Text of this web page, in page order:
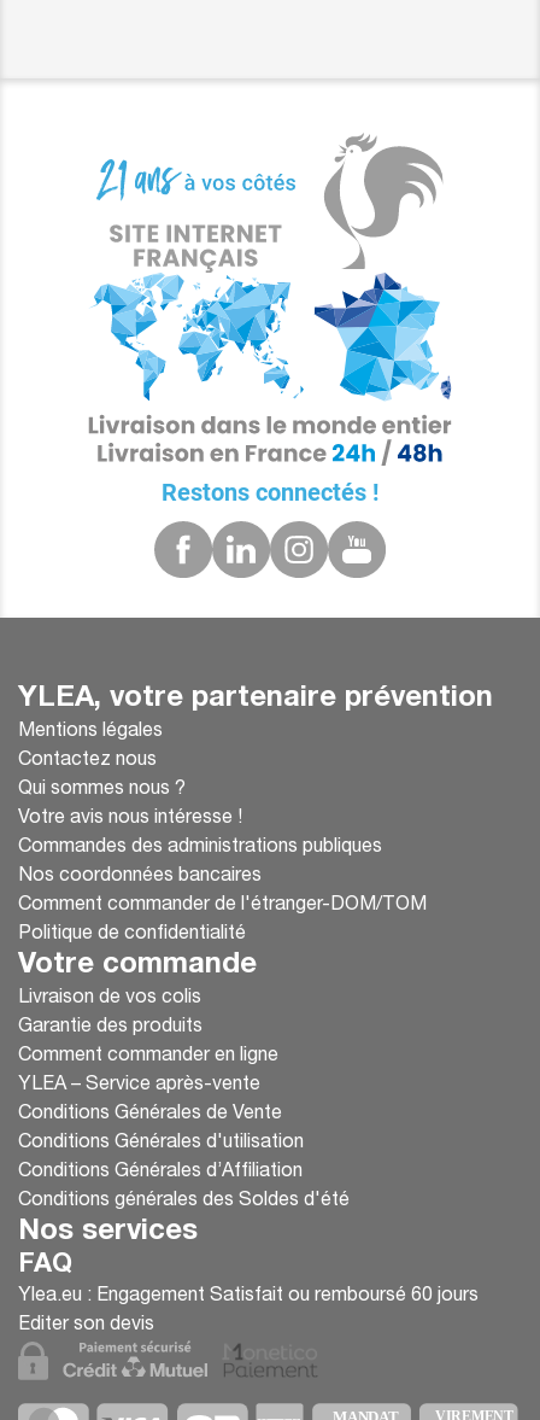
Restons connectés !
YLEA, votre partenaire prévention
Mentions légales
Contactez nous
Qui sommes nous ?
Votre avis nous intéresse !
Commandes des administrations publiques
Nos coordonnées bancaires
Comment commander de l'étranger-DOM/TOM
Politique de confidentialité
Votre commande
Livraison de vos colis
Garantie des produits
Comment commander en ligne
YLEA – Service après-vente
Conditions Générales de Vente
Conditions Générales d'utilisation
Conditions Générales d’Affiliation
Conditions générales des Soldes d'été
Nos services
FAQ
Ylea.eu : Engagement Satisfait ou remboursé 60 jours
Editer son devis